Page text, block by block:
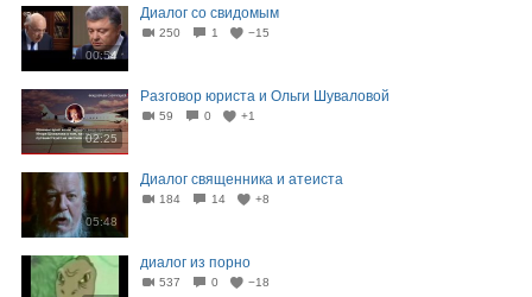
00:54
Диалог со свидомым
250 1 −15
02:25
Разговор юриста и Ольги Шуваловой
59 0 +1
05:48
Диалог священника и атеиста
184 14 +8
диалог из порно
537 0 −18